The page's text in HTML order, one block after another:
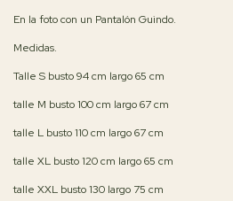
En la foto con un Pantalón Guindo.
Medidas.
Talle S busto 94 cm largo 65 cm
talle M busto 100 cm largo 67 cm
talle L busto 110 cm largo 67 cm
talle XL busto 120 cm largo 65 cm
talle XXL busto 130 largo 75 cm